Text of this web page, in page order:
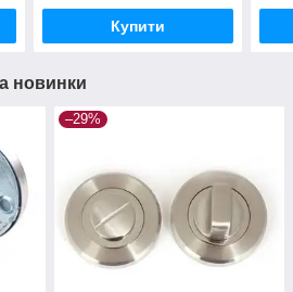
Купити
новинки
–29%